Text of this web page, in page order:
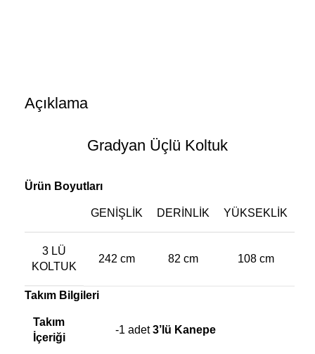
Açıklama
Gradyan Üçlü Koltuk
Ürün Boyutları
GENIŞLIK DERINLIK YÜKSEKLIK
3 LÜ
KOLTUK
242 cm 82 cm 108 cm
Takım Bilgileri
Takım
İçeriği
-1 adet3’lü Kanepe